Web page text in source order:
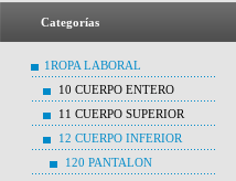
Categorías
1ROPA LABORAL
10 CUERPO ENTERO
11 CUERPO SUPERIOR
12 CUERPO INFERIOR
120 PANTALON